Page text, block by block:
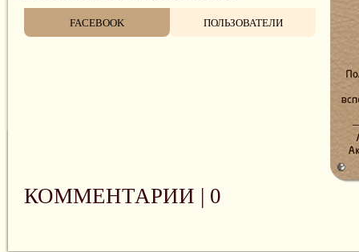
FACEBOOK ПОЛЬЗОВАТЕЛИ
КОММЕНТАРИИ | 0